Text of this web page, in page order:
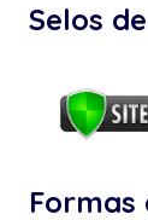
Selos
Formas